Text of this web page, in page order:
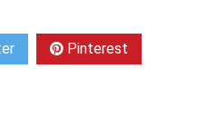
Pinterest